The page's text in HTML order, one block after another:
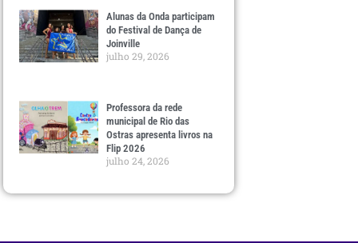
Alunas da Onda participam
do Festival de Dança de
Joinville
julho 29, 2026
Professora da rede
municipal de Rio das
Ostras apresenta livros na
Flip 2026
julho 24, 2026